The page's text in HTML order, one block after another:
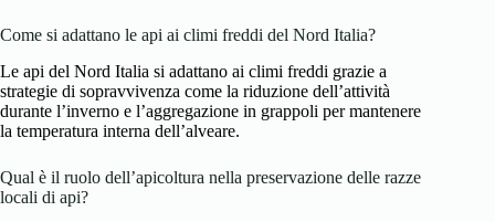
Come si adattano le api ai climi freddi del Nord Italia?
Le api del Nord Italia si adattano ai climi freddi grazie a
strategie di sopravvivenza come la riduzione dell’attività
durante l’inverno e l’aggregazione in grappoli per mantenere
la temperatura interna dell’alveare.
Qual è il ruolo dell’apicoltura nella preservazione delle razze
locali di api?